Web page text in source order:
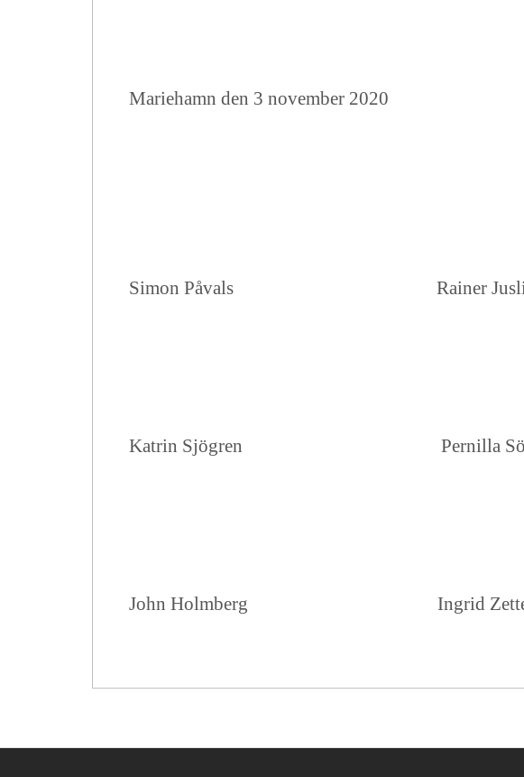
Mariehamn den 3 november 2020
Simon Påvals Rainer
Katrin Sjögren Pernilla
John Holmberg Ingrid